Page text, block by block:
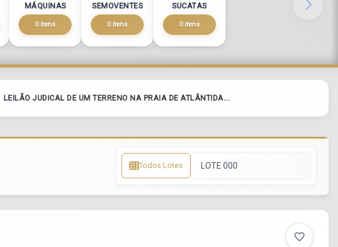
MÁQUINAS
0 itens
SEMOVENTES
0 itens
SUCATAS
0 itens
LEILÃO JUDICAL DE UM TERRENO NA PRAIA DE ATLÂNTIDA...
Todos Lotes
favorite_border